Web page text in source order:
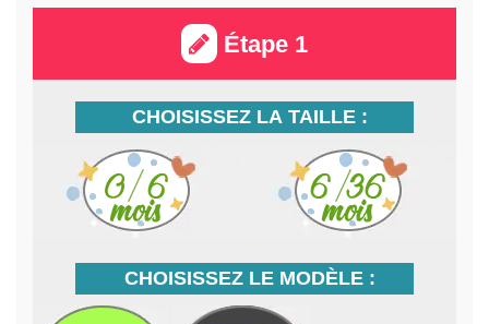
Étape 1
CHOISISSEZ LA TAILLE :
CHOISISSEZ LE MODÈLE :